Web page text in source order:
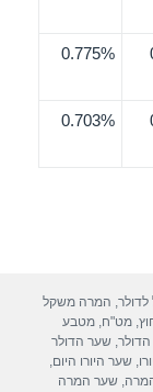
0.775%
0.703%
, המרה משקל
,מט"ח,מטבע
,שער הדולר
,שער היורו היום,
,שער המרה